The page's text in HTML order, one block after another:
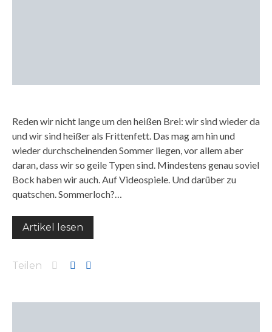
Reden wir nicht lange um den heißen Brei: wir sind wieder da
und wir sind heißer als Frittenfett. Das mag am hin und
wieder durchscheinenden Sommer liegen, vor allem aber
daran, dass wir so geile Typen sind. Mindestens genau soviel
Bock haben wir auch. Auf Videospiele. Und darüber zu
quatschen. Sommerloch?…
Artikel lesen
Teilen